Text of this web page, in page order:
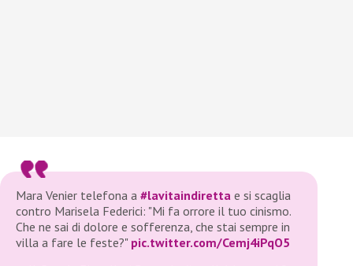
Mara Venier telefona a #lavitaindiretta e si scaglia
contro Marisela Federici: "Mi fa orrore il tuo cinismo.
Che ne sai di dolore e sofferenza, che stai sempre in
villa a fare le feste?" pic.twitter.com/Cemj4iPqO5